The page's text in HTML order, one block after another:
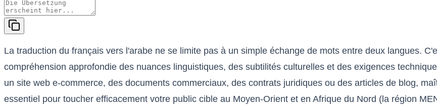
La traduction du français vers l'arabe ne se limite pas à un simple échange de mots entre deux langues.
compréhension approfondie des nuances linguistiques, des subtilités culturelles et des exigences
un site web e-commerce, des documents commerciaux, des contrats juridiques ou des articles de blog,
essentiel pour toucher efficacement votre public cible au Moyen-Orient et en Afrique du Nord (la région